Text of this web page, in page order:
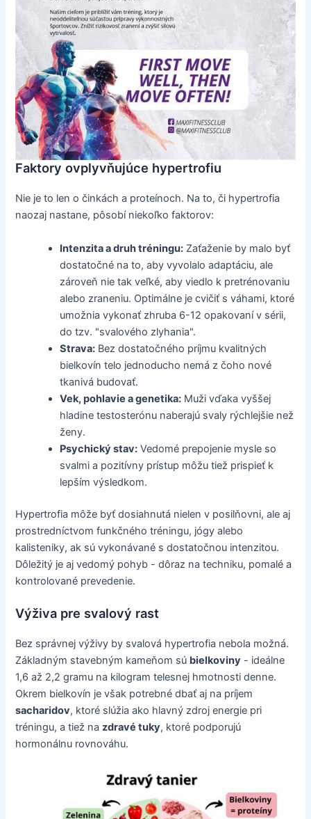
Faktory ovplyvňujúce hypertrofiu
Nie je to len o činkách a proteínoch. Na to, či hypertrofia
naozaj nastane, pôsobí niekoľko faktorov:
Intenzita a druh tréningu: Zaťaženie by malo byť
dostatočné na to, aby vyvolalo adaptáciu, ale
zároveň nie tak veľké, aby viedlo k pretrénovaniu
alebo zraneniu. Optimálne je cvičiť s váhami, ktoré
umožnia vykonať zhruba 6-12 opakovaní v sérii,
do tzv. "svalového zlyhania".
Strava: Bez dostatočného príjmu kvalitných
bielkovín telo jednoducho nemá z čoho nové
tkanivá budovať.
Vek, pohlavie a genetika: Muži vďaka vyššej
hladine testosterónu naberajú svaly rýchlejšie než
ženy.
Psychický stav: Vedomé prepojenie mysle so
svalmi a pozitívny prístup môžu tiež prispieť k
lepším výsledkom.
Hypertrofia môže byť dosiahnutá nielen v posilňovni, ale aj
prostredníctvom funkčného tréningu, jógy alebo
kalisteniky, ak sú vykonávané s dostatočnou intenzitou.
Dôležitý je aj vedomý pohyb - dôraz na techniku, pomalé a
kontrolované prevedenie.
Výživa pre svalový rast
Bez správnej výživy by svalová hypertrofia nebola možná.
Základným stavebným kameňom sú bielkoviny - ideálne
1,6 až 2,2 gramu na kilogram telesnej hmotnosti denne.
Okrem bielkovín je však potrebné dbať aj na príjem
sacharidov, ktoré slúžia ako hlavný zdroj energie pri
tréningu, a tiež nazdravé tuky, ktoré podporujú
hormonálnu rovnováhu.